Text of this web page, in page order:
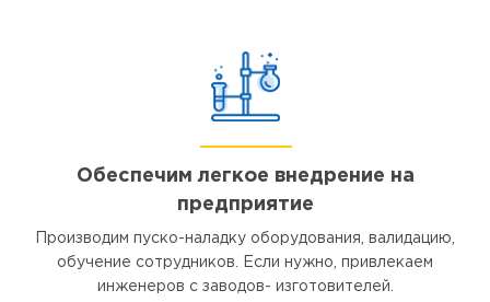
Обеспечим легкое внедрение на
предприятие
Производим пуско-наладку оборудования, валидацию,
обучение сотрудников. Если нужно, привлекаем
инженеров с заводов- изготовителей.